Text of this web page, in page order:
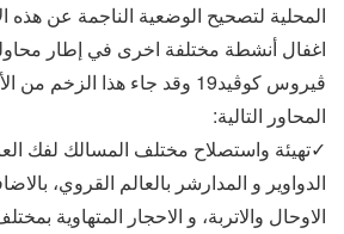
المحلية لتصحيح الوضعية الناجمة عن هذه
اغفال أنشطة مختلفة اخرى في إطار
ڨيروس كوڨيد19 وقد جاء هذا
المحاور التالية:
✓تهيئة واستصلاح مختلف المسالك لفك
الدواوير و المدارشر بالعالم القروي،
الاوحال والاتربة، و الاحجار المتهاوية